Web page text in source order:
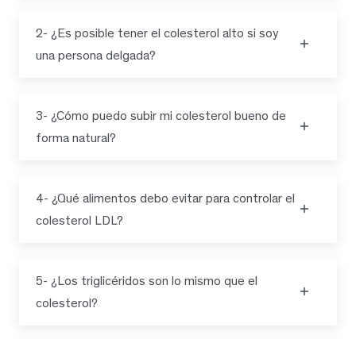
2- ¿Es posible tener el colesterol alto si soy
una persona delgada?
3- ¿Cómo puedo subir mi colesterol bueno de
forma natural?
4- ¿Qué alimentos debo evitar para controlar el
colesterol LDL?
5- ¿Los triglicéridos son lo mismo que el
colesterol?